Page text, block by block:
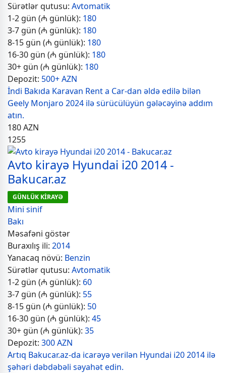
Sürətlər qutusu: Avtomatik
1-2 gün (₼ günlük): 180
3-7 gün (₼ günlük): 180
8-15 gün (₼ günlük): 180
16-30 gün (₼ günlük): 180
30+ gün (₼ günlük): 180
Depozit: 500+ AZN
İndi Bakıda Karavan Rent a Car-dan əldə edilə bilən
Geely Monjaro 2024 ilə sürücülüyün gələcəyinə addım
atın.
180AZN
1255
Avto kirayə Hyundai i20 2014 -
Bakucar.az
GÜNLÜK KİRAYƏ
Mini sinif
Bakı
Məsafəni göstər
Buraxılış ili: 2014
Yanacaq növü: Benzin
Sürətlər qutusu: Avtomatik
1-2 gün (₼ günlük): 60
3-7 gün (₼ günlük): 55
8-15 gün (₼ günlük): 50
16-30 gün (₼ günlük): 45
30+ gün (₼ günlük): 35
Depozit: 300 AZN
Artıq Bakucar.az-da icarəyə verilən Hyundai i20 2014 ilə
şəhəri dəbdəbəli səyahət edin.